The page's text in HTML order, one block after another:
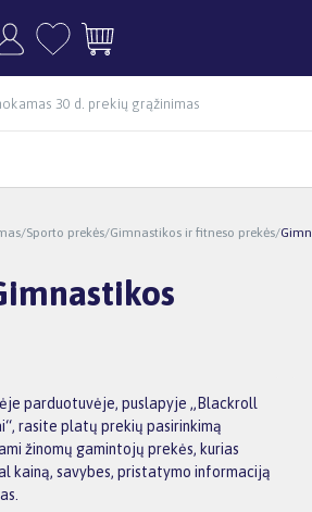
30 d. prekių grąžinimas
/Sporto prekės/Gimnastikos ir fitneso prekės/
parduotuvėje, puslapyje „Blackroll
rasite platų prekių pasirinkimą
žinomų gamintojų prekės, kurias
kainą, savybes, pristatymo informaciją